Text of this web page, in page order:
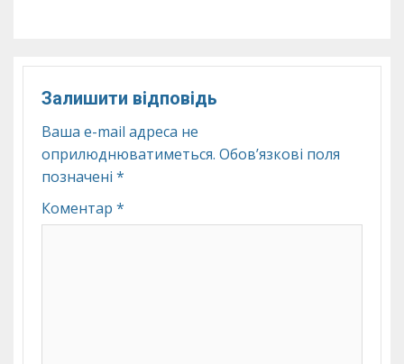
Залишити відповідь
Ваша e-mail адреса не
оприлюднюватиметься. Обов’язкові поля
позначені *
Коментар *